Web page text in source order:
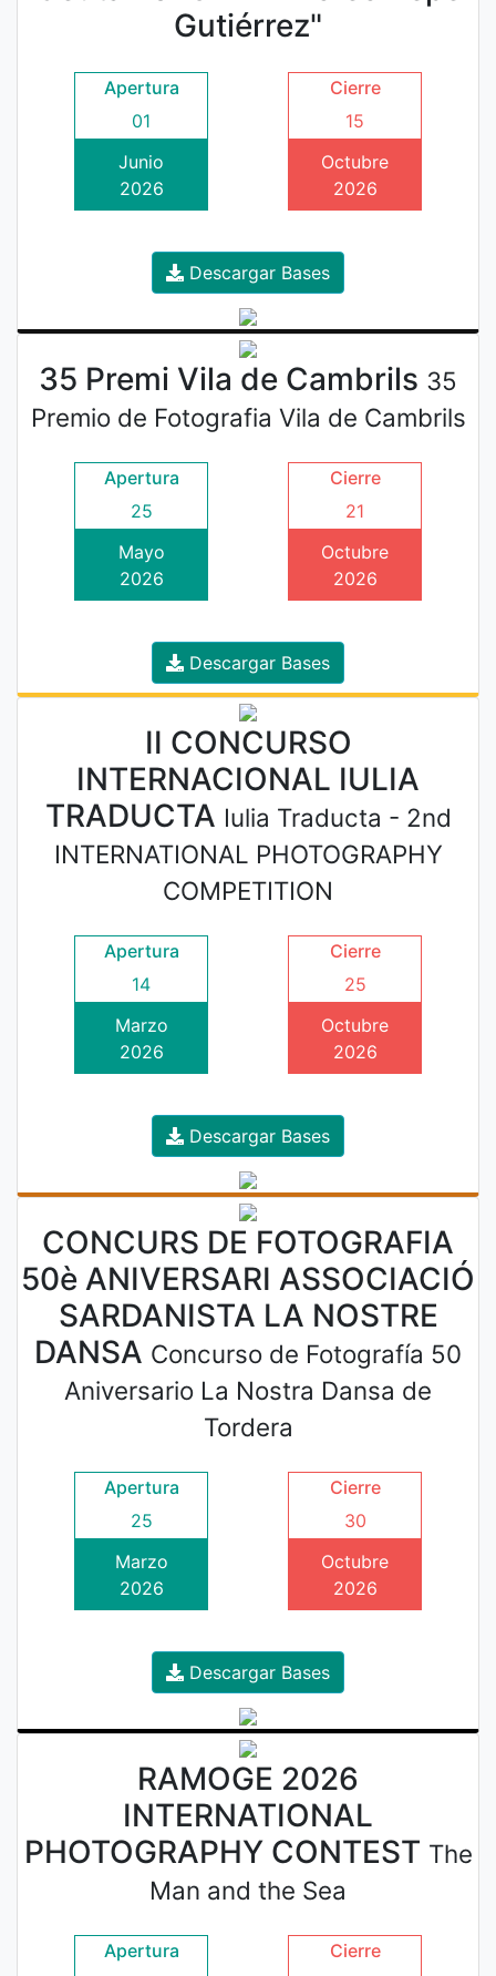
Gutiérrez"
Apertura
01
Junio
2026
Cierre
15
Octubre
2026
Descargar Bases
35 Premi Vila de Cambrils 35
Premio de Fotografia Vila de Cambrils
Apertura
25
Mayo
2026
Cierre
21
Octubre
2026
Descargar Bases
II CONCURSO
INTERNACIONAL IULIA
TRADUCTA Iulia Traducta - 2nd
INTERNATIONAL PHOTOGRAPHY
COMPETITION
Apertura
14
Marzo
2026
Cierre
25
Octubre
2026
Descargar Bases
CONCURS DE FOTOGRAFIA
50è ANIVERSARI ASSOCIACIÓ
SARDANISTA LA NOSTRE
DANSA Concurso de Fotografía 50
Aniversario La Nostra Dansa de
Tordera
Apertura
25
Marzo
2026
Cierre
30
Octubre
2026
Descargar Bases
RAMOGE 2026
INTERNATIONAL
PHOTOGRAPHY CONTEST The
Man and the Sea
Apertura
Cierre